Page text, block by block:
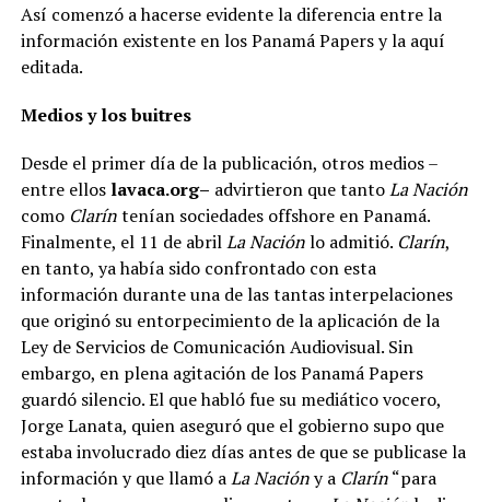
Así comenzó a hacerse evidente la diferencia entre la
información existente en los Panamá Papers y la aquí
editada.
Medios y los buitres
Desde el primer día de la publicación, otros medios –
entre ellos lavaca.org– advirtieron que tantoLa Nación
como Claríntenían sociedades offshore en Panamá.
Finalmente, el 11 de abrilLa Naciónlo admitió. Clarín,
en tanto, ya había sido confrontado con esta
información durante una de las tantas interpelaciones
que originó su entorpecimiento de la aplicación de la
Ley de Servicios de Comunicación Audiovisual. Sin
embargo, en plena agitación de los Panamá Papers
guardó silencio. El que habló fue su mediático vocero,
Jorge Lanata, quien aseguró que el gobierno supo que
estaba involucrado diez días antes de que se publicase la
información y que llamó aLa Nacióny a Clarín“para